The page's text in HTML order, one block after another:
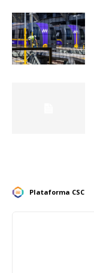
Plataforma CSC